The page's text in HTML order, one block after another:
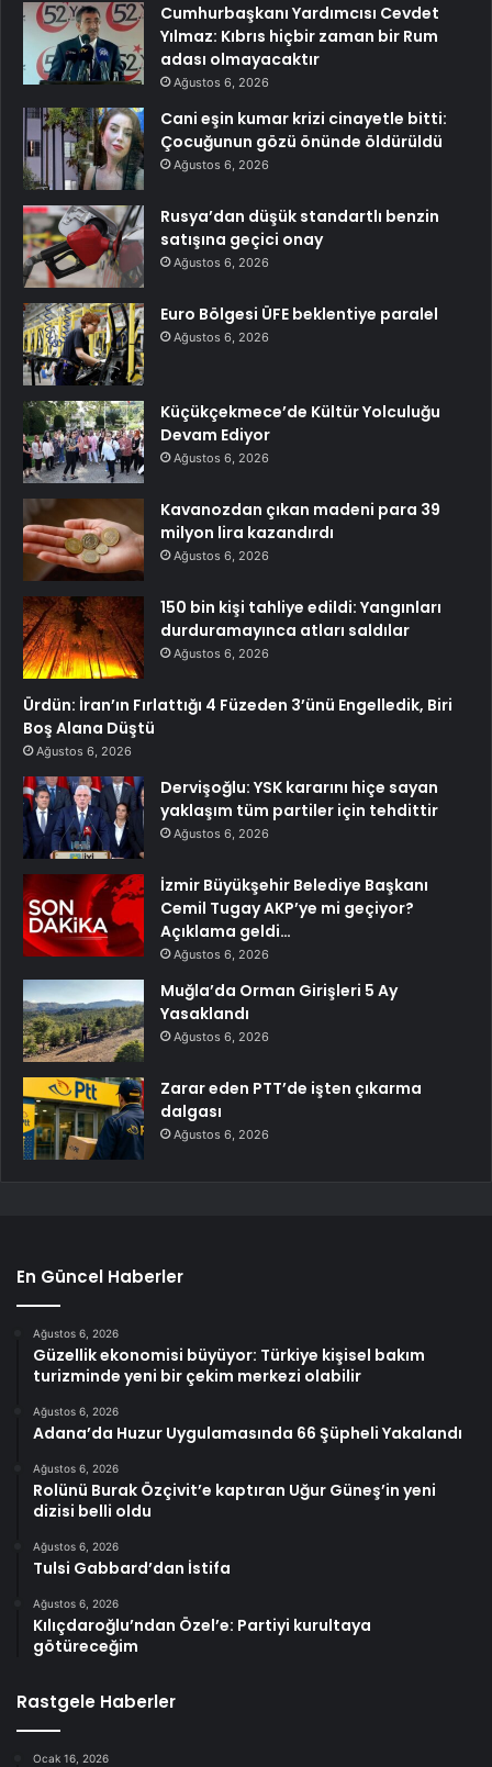
Cumhurbaşkanı Yardımcısı Cevdet
Yılmaz: Kıbrıs hiçbir zaman bir Rum
adası olmayacaktır
Ağustos 6, 2026
Cani eşin kumar krizi cinayetle bitti:
Çocuğunun gözü önünde öldürüldü
Ağustos 6, 2026
Rusya’dan düşük standartlı benzin
satışına geçici onay
Ağustos 6, 2026
Euro Bölgesi ÜFE beklentiye paralel
Ağustos 6, 2026
Küçükçekmece’de Kültür Yolculuğu
Devam Ediyor
Ağustos 6, 2026
Kavanozdan çıkan madeni para 39
milyon lira kazandırdı
Ağustos 6, 2026
150 bin kişi tahliye edildi: Yangınları
durduramayınca atları saldılar
Ağustos 6, 2026
Ürdün: İran’ın Fırlattığı 4 Füzeden 3’ünü Engelledik, Biri
Boş Alana Düştü
Ağustos 6, 2026
Dervişoğlu: YSK kararını hiçe sayan
yaklaşım tüm partiler için tehdittir
Ağustos 6, 2026
İzmir Büyükşehir Belediye Başkanı
Cemil Tugay AKP’ye mi geçiyor?
Açıklama geldi…
Ağustos 6, 2026
Muğla’da Orman Girişleri 5 Ay
Yasaklandı
Ağustos 6, 2026
Zarar eden PTT’de işten çıkarma
dalgası
Ağustos 6, 2026
En Güncel Haberler
Ağustos 6, 2026
Güzellik ekonomisi büyüyor: Türkiye kişisel bakım
turizminde yeni bir çekim merkezi olabilir
Ağustos 6, 2026
Adana’da Huzur Uygulamasında 66 Şüpheli Yakalandı
Ağustos 6, 2026
Rolünü Burak Özçivit’e kaptıran Uğur Güneş’in yeni
dizisi belli oldu
Ağustos 6, 2026
Tulsi Gabbard’dan İstifa
Ağustos 6, 2026
Kılıçdaroğlu’ndan Özel’e: Partiyi kurultaya
götüreceğim
Rastgele Haberler
Ocak 16, 2026